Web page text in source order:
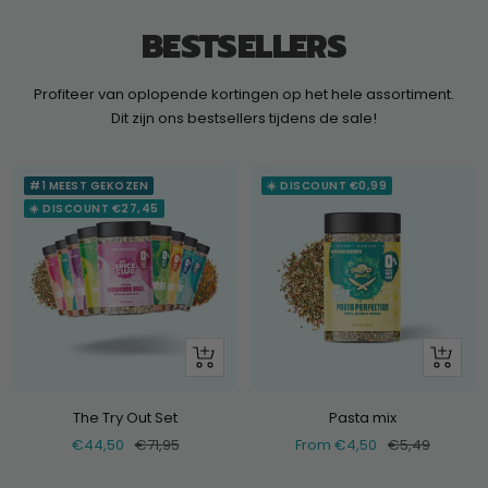
BESTSELLERS
Profiteer van oplopende kortingen op het hele assortiment.
Dit zijn ons bestsellers tijdens de sale!
#1 MEEST GEKOZEN
☀️ DISCOUNT €27,45
+
The Try Out Set
Selling
€44,50 Normal
€71,95
☀️ DISCOUNT €0,99
Look
Pasta mix
Selling
From €4,50 Normal
€5,49